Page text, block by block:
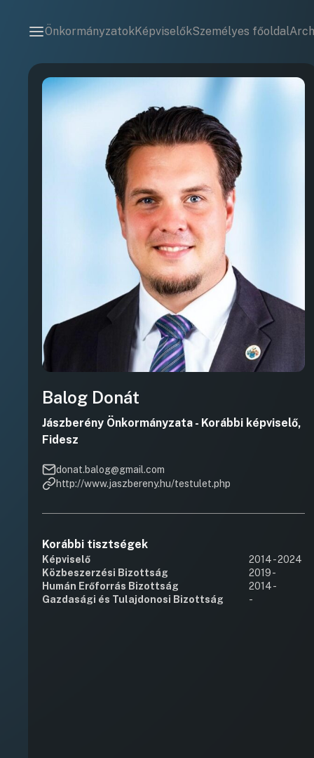
ÖnkormányzatokKépviselőkSzemélyes főoldal
Balog Donát
Jászberény Önkormányzata - Korábbi képviselő,
Fidesz
donat.balog@gmail.com
http://www.jaszbereny.hu/testulet.php
Korábbi tisztségek
Képviselő
2014 - 2024
Közbeszerzési Bizottság
2019 -
Humán Erőforrás Bizottság
2014 -
Gazdasági és Tulajdonosi Bizottság
-